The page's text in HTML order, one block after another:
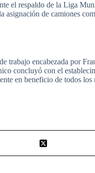
el respaldo de la Liga
de camiones
trabajo encabezada por
concluyó con el
en beneficio de todos los